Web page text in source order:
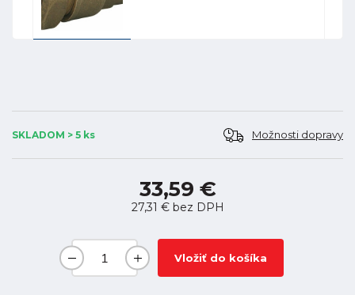
SKLADOM > 5 ks Možnosti dopravy
33,59 €
27,31 €bez DPH
Vložiť do košíka